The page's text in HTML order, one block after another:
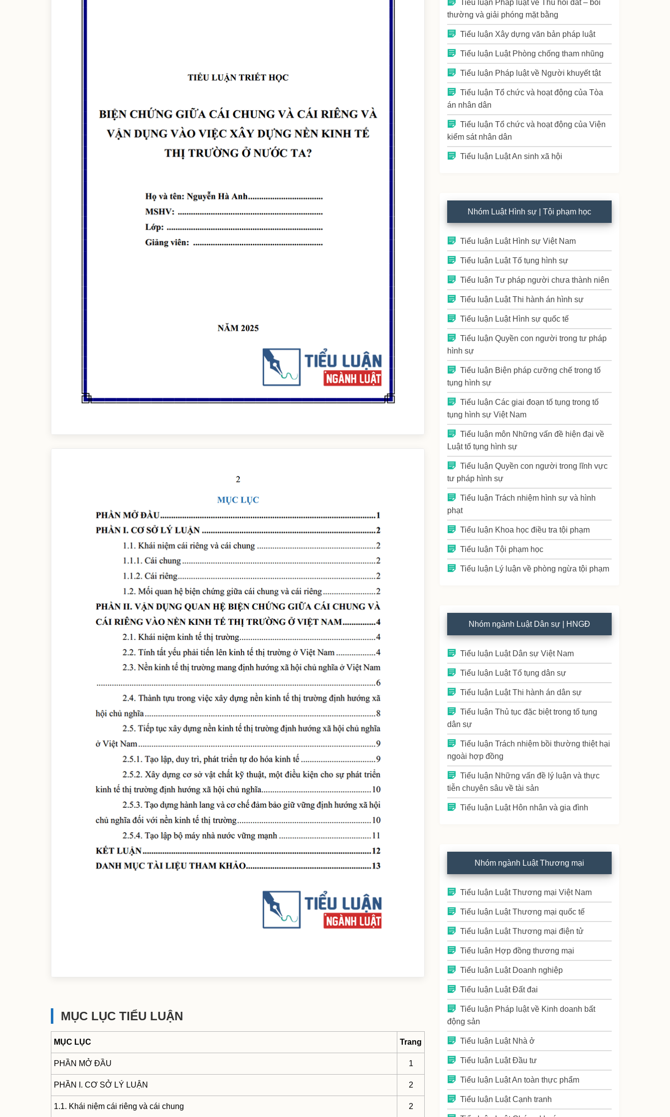
MỤC LỤC TIỂU LUẬN
MỤC LỤC Trang
PHẦN MỞ ĐẦU 1
PHẦN I. CƠ SỞ LÝ LUẬN 2
1.1. Khái niệm cái riêng và cái chung 2
Tiểu luận Pháp luật về Thu hồi đất – bồi
thường và giải phóng mặt bằng
Tiểu luận Xây dựng văn bản pháp luật
Tiểu luận Luật Phòng chống tham nhũng
Tiểu luận Pháp luật về Người khuyết tật
Tiểu luận Tổ chức và hoạt động của Tòa
án nhân dân
Tiểu luận Tổ chức và hoạt động của Viện
kiểm sát nhân dân
Tiểu luận Luật An sinh xã hội
Nhóm Luật Hình sự | Tội phạm học
Tiểu luận Luật Hình sự Việt Nam
Tiểu luận Luật Tố tụng hình sự
Tiểu luận Tư pháp người chưa thành niên
Tiểu luận Luật Thi hành án hình sự
Tiểu luận Luật Hình sự quốc tế
Tiểu luận Quyền con người trong tư pháp
hình sự
Tiểu luận Biện pháp cưỡng chế trong tố
tụng hình sự
Tiểu luận Các giai đoạn tố tụng trong tố
tụng hình sự Việt Nam
Tiểu luận môn Những vấn đề hiện đại về
Luật tố tụng hình sự
Tiểu luận Quyền con người trong lĩnh vực
tư pháp hình sự
Tiểu luận Trách nhiệm hình sự và hình
phạt
Tiểu luận Khoa học điều tra tội phạm
Tiểu luận Tội phạm học
Tiểu luận Lý luận về phòng ngừa tội phạm
Nhóm ngành Luật Dân sự | HNGĐ
Tiểu luận Luật Dân sự Việt Nam
Tiểu luận Luật Tố tụng dân sự
Tiểu luận Luật Thi hành án dân sự
Tiểu luận Thủ tục đặc biệt trong tố tụng
dân sự
Tiểu luận Trách nhiệm bồi thường thiệt hại
ngoài hợp đồng
Tiểu luận Những vấn đề lý luận và thực
tiễn chuyên sâu về tài sản
Tiểu luận Luật Hôn nhân và gia đình
Nhóm ngành Luật Thương mại
Tiểu luận Luật Thương mại Việt Nam
Tiểu luận Luật Thương mại quốc tế
Tiểu luận Luật Thương mại điện tử
Tiểu luận Hợp đồng thương mại
Tiểu luận Luật Doanh nghiệp
Tiểu luận Luật Đất đai
Tiểu luận Pháp luật về Kinh doanh bất
động sản
Tiểu luận Luật Nhà ở
Tiểu luận Luật Đầu tư
Tiểu luận Luật An toàn thực phẩm
Tiểu luận Luật Cạnh tranh